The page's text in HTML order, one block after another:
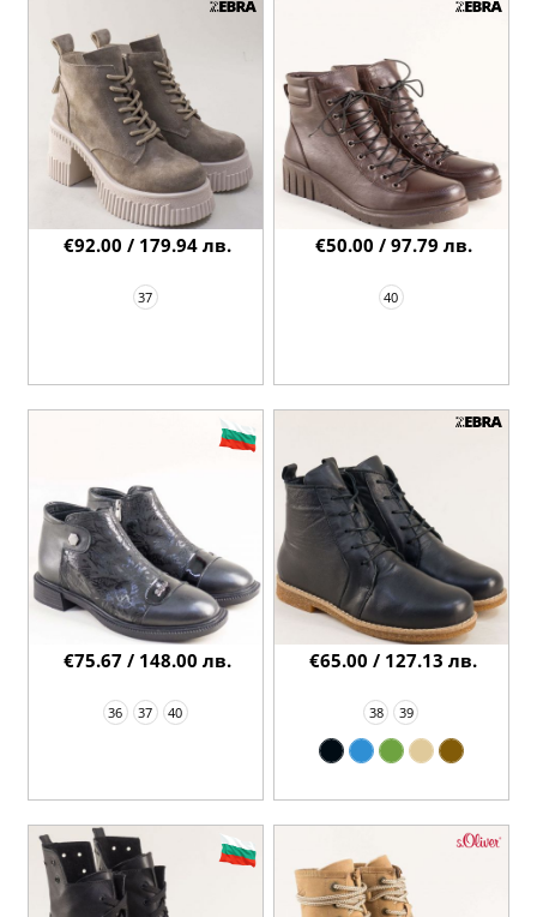
37
€92.00 / 179.94 лв.
40
€50.00 / 97.79 лв.
36 37 40
€75.67 / 148.00 лв.
38 39
€65.00 / 127.13 лв.